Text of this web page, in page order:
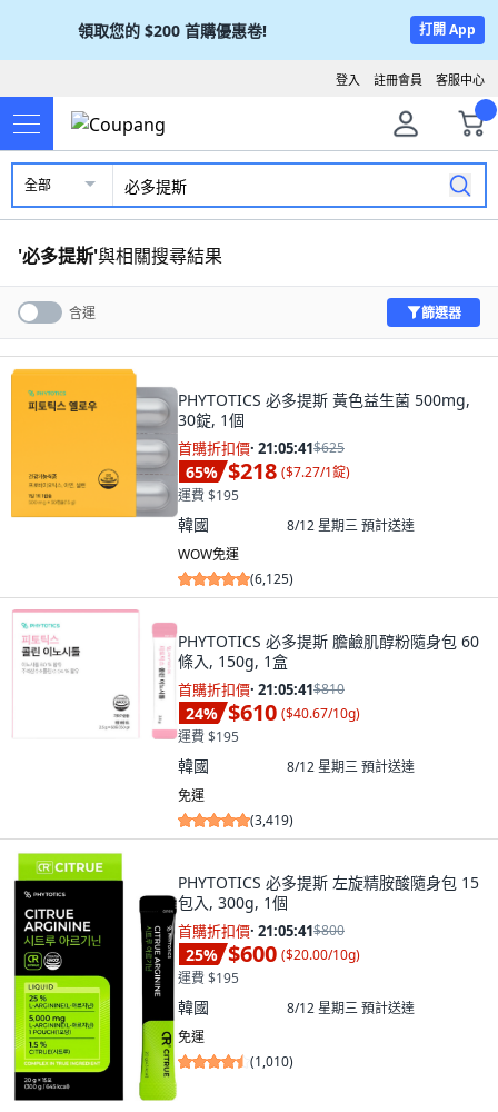
領取您的 $200 首購優惠卷! 打開 App
客服中心
註冊會員
登入
全部
'必多提斯'與相關搜尋結果
含運 篩選器
PHYTOTICS 必多提斯 黃色益生菌 500mg,
30錠, 1個
首購折扣價· 21:05:40$625
65% $218 ($7.27/1錠)
運費 $195
韓國 8/12 星期三預計送達
WOW免運
(6,125)
PHYTOTICS 必多提斯 膽鹼肌醇粉隨身包 60
條入, 150g, 1盒
首購折扣價· 21:05:40$810
24% $610 ($40.67/10g)
運費 $195
韓國 8/12 星期三預計送達
免運
(3,419)
PHYTOTICS 必多提斯 左旋精胺酸隨身包 15
包入, 300g, 1個
首購折扣價· 21:05:40$800
25% $600 ($20.00/10g)
運費 $195
韓國 8/12 星期三預計送達
免運
(1,010)